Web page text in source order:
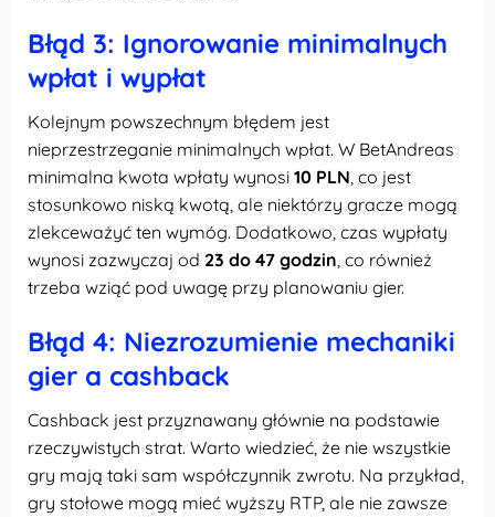
Błąd 3: Ignorowanie minimalnych
wpłat i wypłat
Kolejnym powszechnym błędem jest
nieprzestrzeganie minimalnych wpłat. W BetAndreas
minimalna kwota wpłaty wynosi 10 PLN , co jest
stosunkowo niską kwotą, ale niektórzy gracze mogą
zlekceważyć ten wymóg. Dodatkowo, czas wypłaty
wynosi zazwyczaj od 23 do 47 godzin , co również
trzeba wziąć pod uwagę przy planowaniu gier.
Błąd 4: Niezrozumienie mechaniki
gier a cashback
Cashback jest przyznawany głównie na podstawie
rzeczywistych strat. Warto wiedzieć, że nie wszystkie
gry mają taki sam współczynnik zwrotu. Na przykład,
gry stołowe mogą mieć wyższy RTP, ale nie zawsze